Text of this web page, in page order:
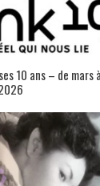
10 ans – de mars à